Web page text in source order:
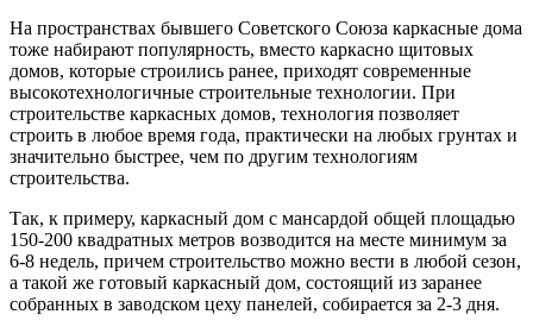
На пространствах бывшего Советского Союза каркасные дома
тоже набирают популярность, вместо каркасно щитовых
домов, которые строились ранее, приходят современные
высокотехнологичные строительные технологии. При
строительстве каркасных домов, технология позволяет
строить в любое время года, практически на любых грунтах и
значительно быстрее, чем по другим технологиям
строительства.
Так, к примеру, каркасный дом с мансардой общей площадью
150-200 квадратных метров возводится на месте минимум за
6-8 недель, причем строительство можно вести в любой сезон,
а такой же готовый каркасный дом, состоящий из заранее
собранных в заводском цеху панелей, собирается за 2-3 дня.